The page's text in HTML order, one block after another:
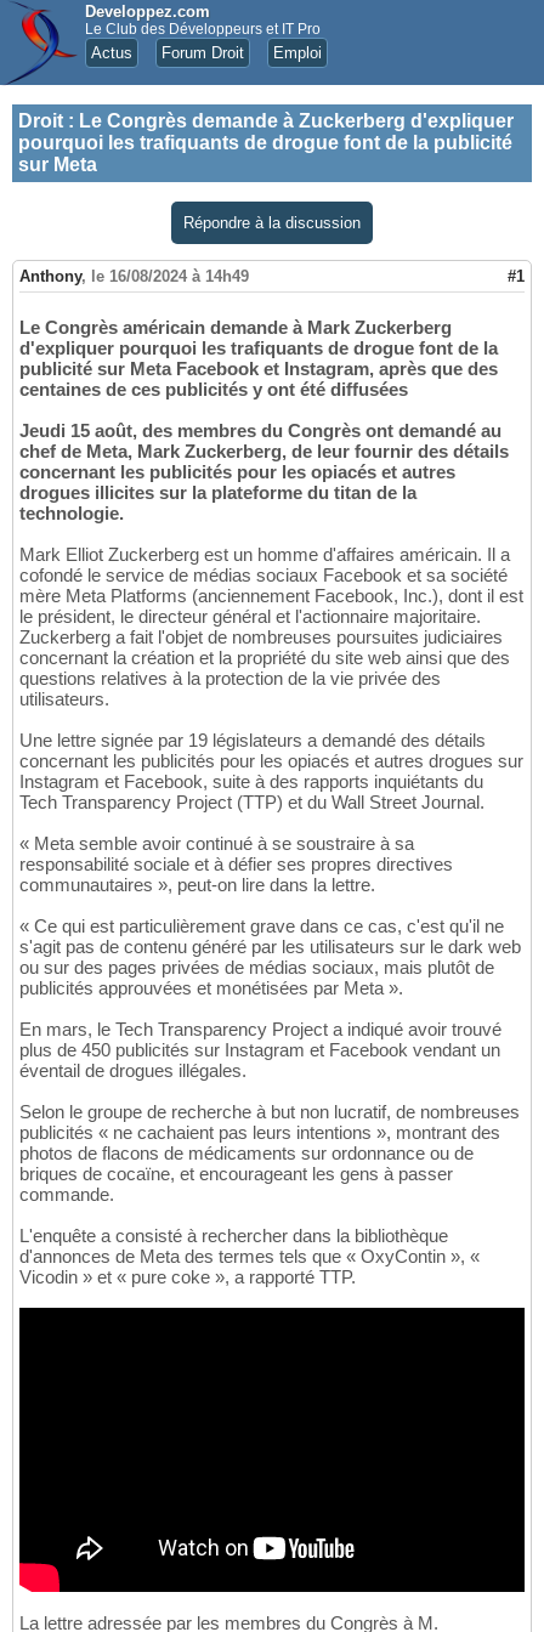
Developpez.com
Le Club des Développeurs et IT Pro
Actus Forum Droit Emploi
Droit : Le Congrès demande à Zuckerberg d'expliquer
pourquoi les trafiquants de drogue font de la publicité
sur Meta
Répondre à la discussion
Anthony, le 16/08/2024 à 14h49 #1
Le Congrès américain demande à Mark Zuckerberg
d'expliquer pourquoi les trafiquants de drogue font de la
publicité sur Meta Facebook et Instagram, après que des
centaines de ces publicités y ont été diffusées
Jeudi 15 août, des membres du Congrès ont demandé au
chef de Meta, Mark Zuckerberg, de leur fournir des détails
concernant les publicités pour les opiacés et autres
drogues illicites sur la plateforme du titan de la
technologie.
Mark Elliot Zuckerberg est un homme d'affaires américain. Il a
cofondé le service de médias sociaux Facebook et sa société
mère Meta Platforms (anciennement Facebook, Inc.), dont il est
le président, le directeur général et l'actionnaire majoritaire.
Zuckerberg a fait l'objet de nombreuses poursuites judiciaires
concernant la création et la propriété du site web ainsi que des
questions relatives à la protection de la vie privée des
utilisateurs.
Une lettre signée par 19 législateurs a demandé des détails
concernant les publicités pour les opiacés et autres drogues sur
Instagram et Facebook, suite à des rapports inquiétants du
Tech Transparency Project (TTP) et du Wall Street Journal.
« Meta semble avoir continué à se soustraire à sa
responsabilité sociale et à défier ses propres directives
communautaires », peut-on lire dans la lettre.
« Ce qui est particulièrement grave dans ce cas, c'est qu'il ne
s'agit pas de contenu généré par les utilisateurs sur le dark web
ou sur des pages privées de médias sociaux, mais plutôt de
publicités approuvées et monétisées par Meta ».
En mars, le Tech Transparency Project a indiqué avoir trouvé
plus de 450 publicités sur Instagram et Facebook vendant un
éventail de drogues illégales.
Selon le groupe de recherche à but non lucratif, de nombreuses
publicités « ne cachaient pas leurs intentions », montrant des
photos de flacons de médicaments sur ordonnance ou de
briques de cocaïne, et encourageant les gens à passer
commande.
L'enquête a consisté à rechercher dans la bibliothèque
d'annonces de Meta des termes tels que « OxyContin », «
Vicodin » et « pure coke », a rapporté TTP.
La lettre adressée par les membres du Congrès à M.